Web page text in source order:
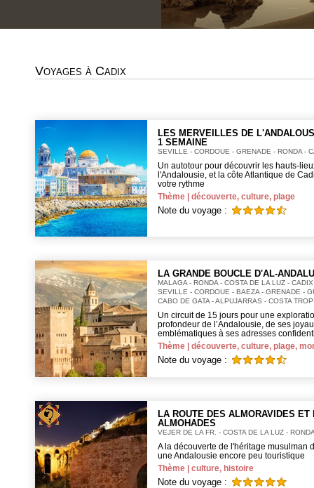
Voyages à Cadix
LES MERVEILLES DE
1 SEMAINE
SEVILLE - CORDOUE - GRENADE - RONDA -
Un autotour pour découvrir les hauts-
l'Andalousie, et la côte Atlantique de
votre rythme
Thème | découverte, culture, plage
Note du voyage :
LA GRANDE BOUCLE D'AL-
MALAGA - RONDA - COSTA DE LA LUZ -
SEVILLE - CORDOUE - BAEZA - GRENADE -
CABO DE GATA - ALPUJARRAS - COSTA
Un circuit de 15 jours pour une
profondeur de l’Andalousie, de ses
emblématiques à ses adresses
Thème | découverte, culture, plage,
Note du voyage :
LA ROUTE DES ALMORAVIDES ET
ALMOHADES
VEJER DE LA FR. - COSTA DE LA LUZ -
A la découverte de l'héritage musulman
une Andalousie encore peu touristique
Thème | culture, histoire
Note du voyage :